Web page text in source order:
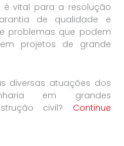
é vital para a resolução
de qualidade e
problemas que podem
projetos de grande
diversas atuações dos
em grandes
civil? Continue